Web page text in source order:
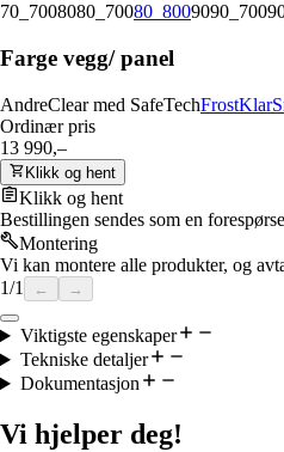
70_7008080_70080_8009090_700
Farge vegg/ panel
AndreClear med SafeTechFrostKlar
Ordinær pris
13 990,–
Klikk og hent
Klikk og hent
Bestillingen sendes som en
Montering
Vi kan montere alle produkter, og
1/1 ← →
Viktigste egenskaper
Tekniske detaljer
Dokumentasjon
Vi hjelper deg!